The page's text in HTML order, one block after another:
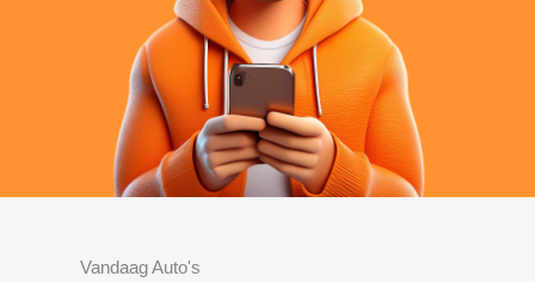
Vandaag Auto's